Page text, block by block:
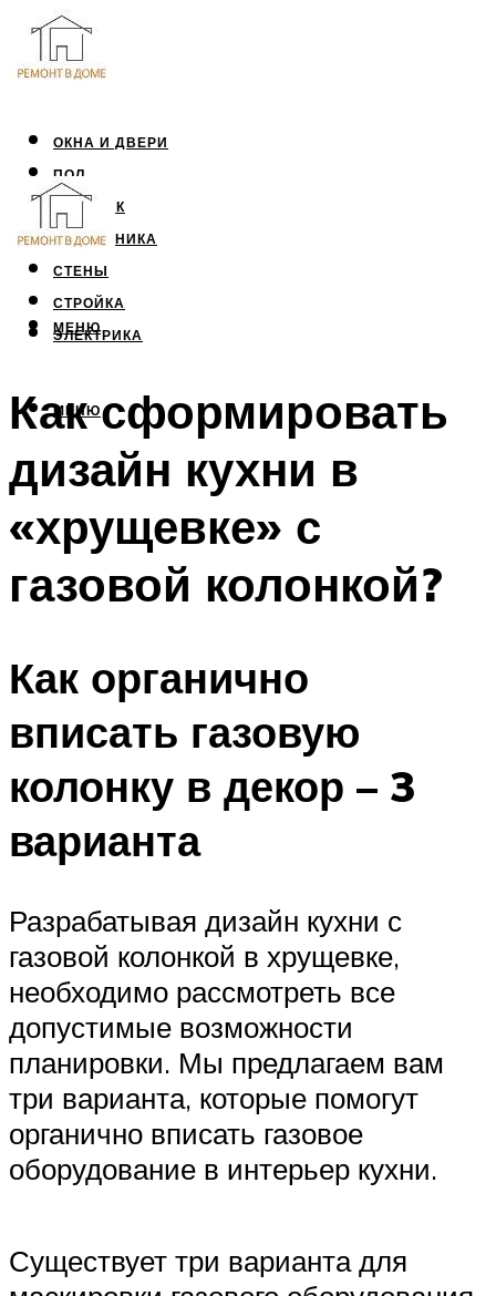
ОКНА И ДВЕРИ
ПОЛ
ПОТОЛОК
САНТЕХНИКА
СТЕНЫ
СТРОЙКА
ЭЛЕКТРИКА
МЕНЮ
МЕНЮ
Как сформировать
дизайн кухни в
«хрущевке» с
газовой колонкой?
Как органично
вписать газовую
колонку в декор – 3
варианта
Разрабатывая дизайн кухни с
газовой колонкой в хрущевке,
необходимо рассмотреть все
допустимые возможности
планировки. Мы предлагаем вам
три варианта, которые помогут
органично вписать газовое
оборудование в интерьер кухни.
Существует три варианта для